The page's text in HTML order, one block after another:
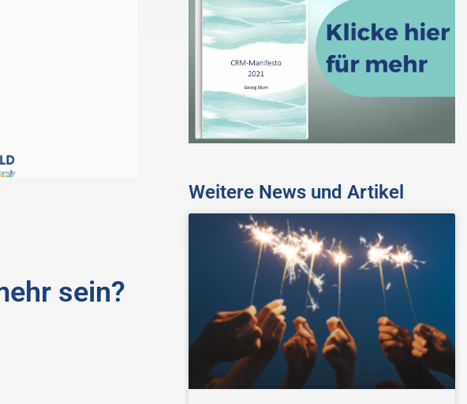
sein?
Weitere News und Artikel